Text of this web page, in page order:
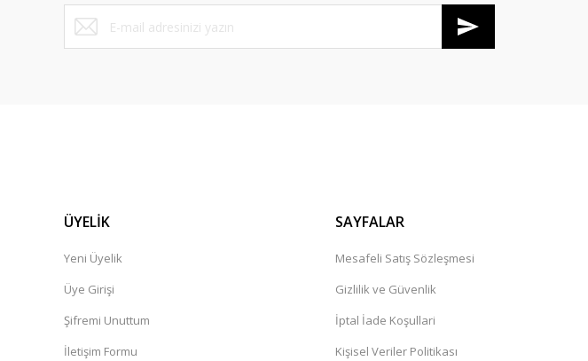
ÜYELİK
Yeni Üyelik
Üye Girişi
Şifremi Unuttum
İletişim Formu
SAYFALAR
Mesafeli Satış Sözleşmesi
Gizlilik ve Güvenlik
İptal İade Koşullari
Kişisel Veriler Politikası